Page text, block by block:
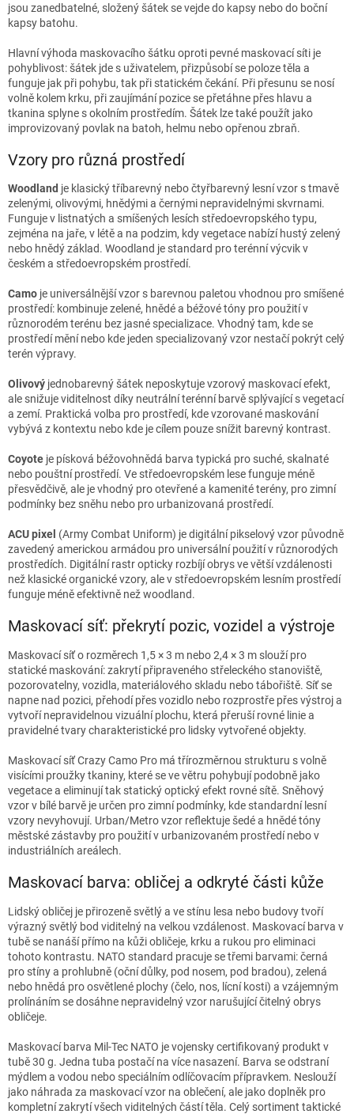
jsou zanedbatelné, složený šátek se vejde do kapsy nebo do boční
kapsy batohu.
Hlavní výhoda maskovacího šátku oproti pevné maskovací síti je
pohyblivost: šátek jde s uživatelem, přizpůsobí se poloze těla a
funguje jak při pohybu, tak při statickém čekání. Při přesunu se nosí
volně kolem krku, při zaujímání pozice se přetáhne přes hlavu a
tkanina splyne s okolním prostředím. Šátek lze také použít jako
improvizovaný povlak na batoh, helmu nebo opřenou zbraň.
Vzory pro různá prostředí
Woodland je klasický tříbarevný nebo čtyřbarevný lesní vzor s tmavě
zelenými, olivovými, hnědými a černými nepravidelnými skvrnami.
Funguje v listnatých a smíšených lesích středoevropského typu,
zejména na jaře, v létě a na podzim, kdy vegetace nabízí hustý zelený
nebo hnědý základ. Woodland je standard pro terénní výcvik v
českém a středoevropském prostředí.
Camo je universálnější vzor s barevnou paletou vhodnou pro smíšené
prostředí: kombinuje zelené, hnědé a béžové tóny pro použití v
různorodém terénu bez jasné specializace. Vhodný tam, kde se
prostředí mění nebo kde jeden specializovaný vzor nestačí pokrýt celý
terén výpravy.
Olivový jednobarevný šátek neposkytuje vzorový maskovací efekt,
ale snižuje viditelnost díky neutrální terénní barvě splývající s vegetací
a zemí. Praktická volba pro prostředí, kde vzorované maskování
vybývá z kontextu nebo kde je cílem pouze snížit barevný kontrast.
Coyote je písková béžovohnědá barva typická pro suché, skalnaté
nebo pouštní prostředí. Ve středoevropském lese funguje méně
přesvědčivě, ale je vhodný pro otevřené a kamenité terény, pro zimní
podmínky bez sněhu nebo pro urbanizovaná prostředí.
ACU pixel (Army Combat Uniform) je digitální pikselový vzor původně
zavedený americkou armádou pro universální použití v různorodých
prostředích. Digitální rastr opticky rozbíjí obrys ve větší vzdálenosti
než klasické organické vzory, ale v středoevropském lesním prostředí
funguje méně efektivně než woodland.
Maskovací síť: překrytí pozic, vozidel a výstroje
Maskovací síť o rozměrech 1,5 × 3 m nebo 2,4 × 3 m slouží pro
statické maskování: zakrytí připraveného střeleckého stanoviště,
pozorovatelny, vozidla, materiálového skladu nebo tábořiště. Síť se
napne nad pozici, přehodí přes vozidlo nebo rozprostře přes výstroj a
vytvoří nepravidelnou vizuální plochu, která přeruší rovné linie a
pravidelné tvary charakteristické pro lidsky vytvořené objekty.
Maskovací síť Crazy Camo Pro má třírozměrnou strukturu s volně
visícími proužky tkaniny, které se ve větru pohybují podobně jako
vegetace a eliminují tak statický optický efekt rovné sítě. Sněhový
vzor v bílé barvě je určen pro zimní podmínky, kde standardní lesní
vzory nevyhovují. Urban/Metro vzor reflektuje šedé a hnědé tóny
městské zástavby pro použití v urbanizovaném prostředí nebo v
industriálních areálech.
Maskovací barva: obličej a odkryté části kůže
Lidský obličej je přirozeně světlý a ve stínu lesa nebo budovy tvoří
výrazný světlý bod viditelný na velkou vzdálenost. Maskovací barva v
tubě se nanáší přímo na kůži obličeje, krku a rukou pro eliminaci
tohoto kontrastu. NATO standard pracuje se třemi barvami: černá
pro stíny a prohlubně (oční důlky, pod nosem, pod bradou), zelená
nebo hnědá pro osvětlené plochy (čelo, nos, lícní kosti) a vzájemným
prolínáním se dosáhne nepravidelný vzor narušující čitelný obrys
obličeje.
Maskovací barva Mil-Tec NATO je vojensky certifikovaný produkt v
tubě 30 g. Jedna tuba postačí na více nasazení. Barva se odstraní
mýdlem a vodou nebo speciálním odlíčovacím přípravkem. Neslouží
jako náhrada za maskovací vzor na oblečení, ale jako doplněk pro
kompletní zakrytí všech viditelných částí těla. Celý sortiment taktické